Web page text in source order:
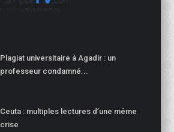
Plagiat universitaire à Agadir : un
professeur condamné...
Ceuta : multiples lectures d’une même
crise